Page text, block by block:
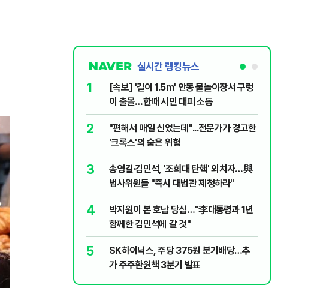
실시간 랭킹뉴스
1
[속보] '길이 1.5m' 안동 물놀이장서 구렁
이 출몰…한때 시민 대피 소동
2
"편해서 매일 신었는데"...전문가가 경고한
'크록스'의 숨은 위험
3
송영길·김민석, '조희대 탄핵' 외치자…與
법사위원들 "즉시 대법관 제청하라"
4
박지원이 본 호남 당심…"李대통령과 1년
함께한 김민석에 갈 것"
5
SK하이닉스, 주당 375원 분기배당…추
가 주주환원책 3분기 발표